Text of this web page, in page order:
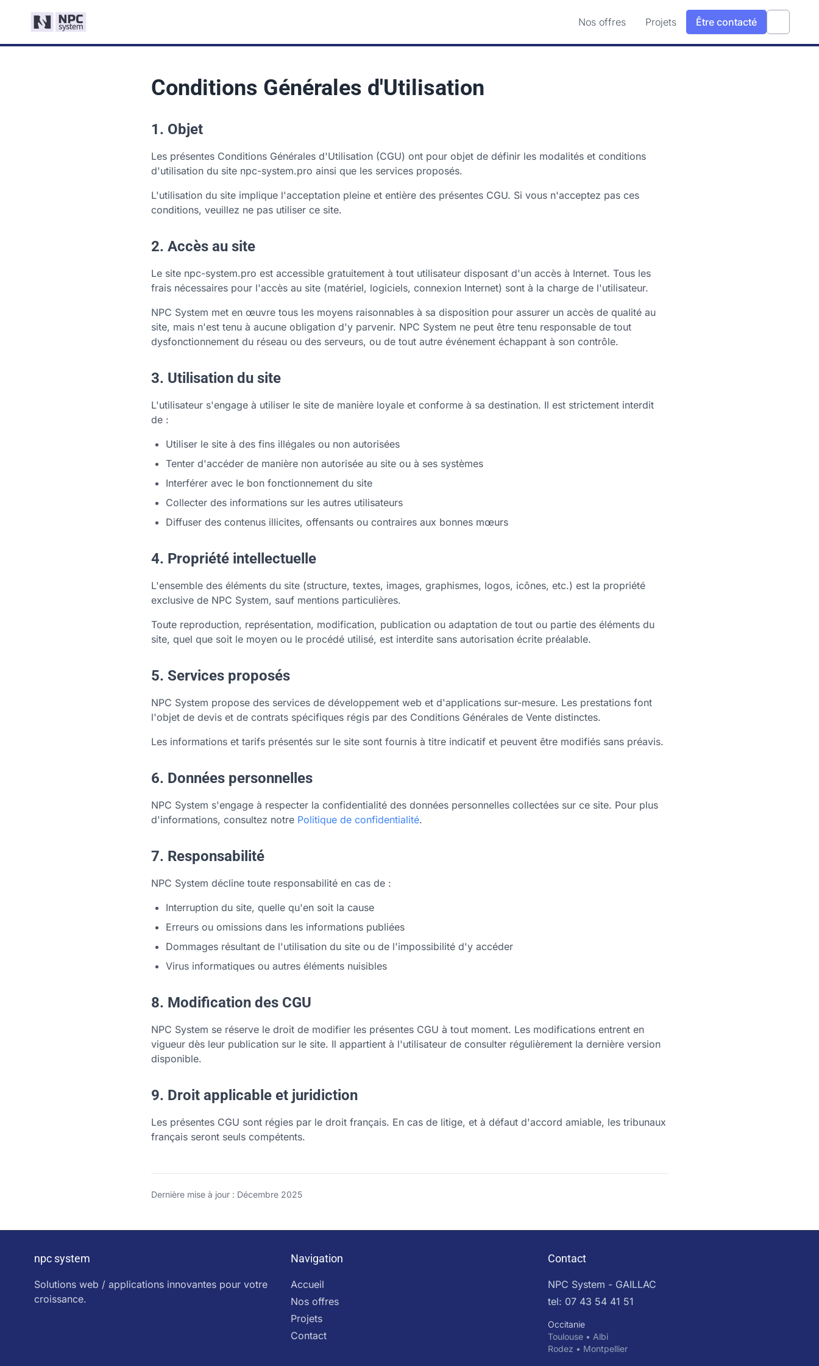
Nos offres Projets Être contacté
Conditions Générales d'Utilisation
1. Objet
Les présentes Conditions Générales d'Utilisation (CGU) ont pour objet de définir les modalités et conditions
d'utilisation du site npc-system.pro ainsi que les services proposés.
L'utilisation du site implique l'acceptation pleine et entière des présentes CGU. Si vous n'acceptez pas ces
conditions, veuillez ne pas utiliser ce site.
2. Accès au site
Le site npc-system.pro est accessible gratuitement à tout utilisateur disposant d'un accès à Internet. Tous les
frais nécessaires pour l'accès au site (matériel, logiciels, connexion Internet) sont à la charge de l'utilisateur.
NPC System met en œuvre tous les moyens raisonnables à sa disposition pour assurer un accès de qualité au
site, mais n'est tenu à aucune obligation d'y parvenir. NPC System ne peut être tenu responsable de tout
dysfonctionnement du réseau ou des serveurs, ou de tout autre événement échappant à son contrôle.
3. Utilisation du site
L'utilisateur s'engage à utiliser le site de manière loyale et conforme à sa destination. Il est strictement interdit
de :
Utiliser le site à des fins illégales ou non autorisées
Tenter d'accéder de manière non autorisée au site ou à ses systèmes
Interférer avec le bon fonctionnement du site
Collecter des informations sur les autres utilisateurs
Diffuser des contenus illicites, offensants ou contraires aux bonnes mœurs
4. Propriété intellectuelle
L'ensemble des éléments du site (structure, textes, images, graphismes, logos, icônes, etc.) est la propriété
exclusive de NPC System, sauf mentions particulières.
Toute reproduction, représentation, modification, publication ou adaptation de tout ou partie des éléments du
site, quel que soit le moyen ou le procédé utilisé, est interdite sans autorisation écrite préalable.
5. Services proposés
NPC System propose des services de développement web et d'applications sur-mesure. Les prestations font
l'objet de devis et de contrats spécifiques régis par des Conditions Générales de Vente distinctes.
Les informations et tarifs présentés sur le site sont fournis à titre indicatif et peuvent être modifiés sans préavis.
6. Données personnelles
NPC System s'engage à respecter la confidentialité des données personnelles collectées sur ce site. Pour plus
d'informations, consultez notre Politique de confidentialité.
7. Responsabilité
NPC System décline toute responsabilité en cas de :
Interruption du site, quelle qu'en soit la cause
Erreurs ou omissions dans les informations publiées
Dommages résultant de l'utilisation du site ou de l'impossibilité d'y accéder
Virus informatiques ou autres éléments nuisibles
8. Modification des CGU
NPC System se réserve le droit de modifier les présentes CGU à tout moment. Les modifications entrent en
vigueur dès leur publication sur le site. Il appartient à l'utilisateur de consulter régulièrement la dernière version
disponible.
9. Droit applicable et juridiction
Les présentes CGU sont régies par le droit français. En cas de litige, et à défaut d'accord amiable, les tribunaux
français seront seuls compétents.
Dernière mise à jour : Décembre 2025
npc system
Solutions web / applications innovantes pour votre
croissance.
Navigation
Accueil
Nos offres
Projets
Contact
Contact
NPC System - GAILLAC
tel: 07 43 54 41 51
Occitanie
Toulouse • Albi
Rodez • Montpellier